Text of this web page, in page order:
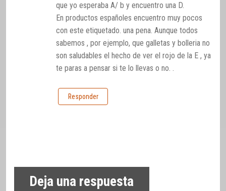
que yo esperaba A/ b y encuentro una D.
En productos españoles encuentro muy pocos
con este etiquetado. una pena. Aunque todos
sabemos , por ejemplo, que galletas y bolleria no
son saludables el hecho de ver el rojo de la E , ya
te paras a pensar si te lo llevas o no. .
Responder
Deja una respuesta